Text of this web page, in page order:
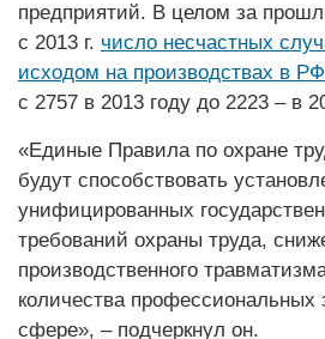
предприятий. В целом за
с 2013 г. число несчастных
исходом на производствах в
с 2757 в 2013 году до 2223 – в
«Единые Правила по охране
будут способствовать
унифицированных
требований охраны труда,
производственного
количества профессиональных
сфере», – подчеркнул он.